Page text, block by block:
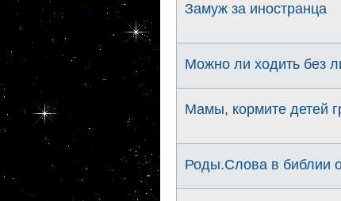
Замуж за иностранца
Можно ли ходить без
Мамы, кормите детей
Роды.Слова в библии